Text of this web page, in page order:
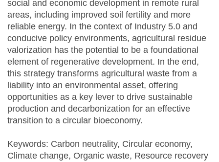
social and economic development in remote rural
areas, including improved soil fertility and more
reliable energy. In the context of Industry 5.0 and
conducive policy environments, agricultural residue
valorization has the potential to be a foundational
element of regenerative development. In the end,
this strategy transforms agricultural waste from a
liability into an environmental asset, offering
opportunities as a key lever to drive sustainable
production and decarbonization for an effective
transition to a circular bioeconomy.
Keywords: Carbon neutrality, Circular economy,
Climate change, Organic waste, Resource recovery